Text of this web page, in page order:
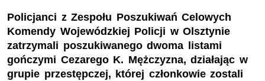
Policjanci z Zespołu Poszukiwań Celowych
Komendy Wojewódzkiej Policji w Olsztynie
zatrzymali poszukiwanego dwoma listami
gończymi Cezarego K. Mężczyzna, działając w
grupie przestępczej, której członkowie zostali